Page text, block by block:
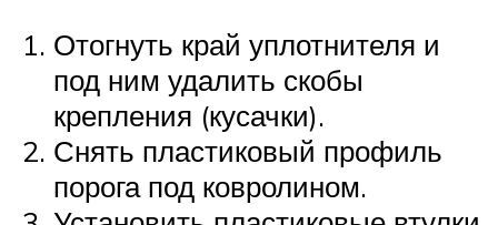
Отогнуть край уплотнителя и
под ним удалить скобы
крепления (кусачки).
Снять пластиковый профиль
порога под ковролином.